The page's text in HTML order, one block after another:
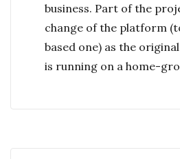
business. Part of the
change of the platform
based one) as the
is running on a home-